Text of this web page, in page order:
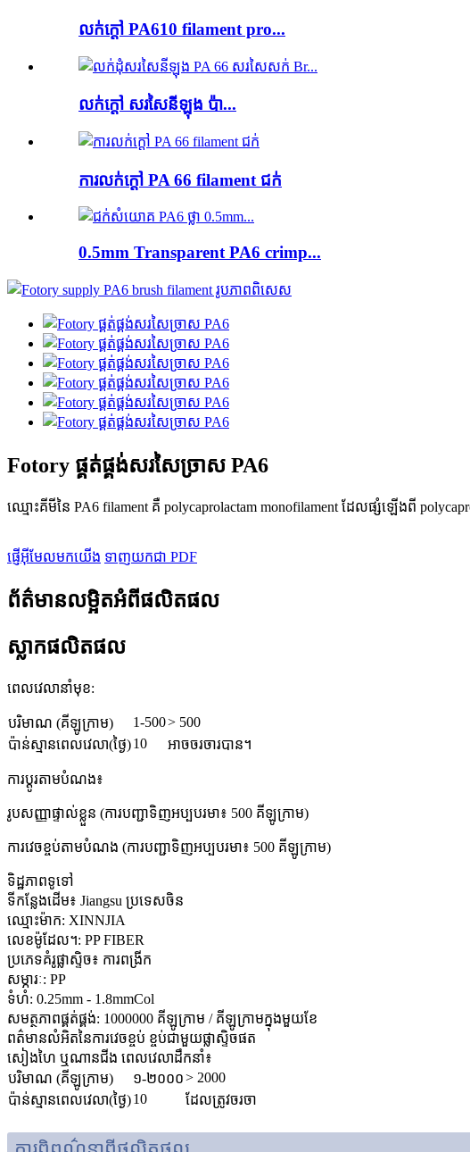
លក់ក្តៅ PA610 filament pro...
លក់ក្តៅ សរសៃនីឡុង ប៉ា...
ការលក់ក្តៅ PA 66 filament ជក់
0.5mm Transparent PA6 crimp...
Fotory ផ្គត់ផ្គង់សរសៃច្រាស PA6
ឈ្មោះគីមីនៃ PA6 filament គឺ polycaprolactam monofilament ដែលផ្សំឡើងពី
ផ្ញើអ៊ីមែលមកយើង ទាញយកជា PDF
ព័ត៌មានលម្អិតអំពីផលិតផល
ស្លាកផលិតផល
ពេល​វេលា​នាំ​មុខ:
បរិមាណ (គីឡូក្រាម) 1-500> 500
ប៉ាន់ស្មានពេលវេលា(ថ្ងៃ)10 អាចចរចារបាន។
ការប្ដូរតាមបំណង៖
រូបសញ្ញាផ្ទាល់ខ្លួន (ការបញ្ជាទិញអប្បបរមា៖ 500 គីឡូក្រាម)
ការវេចខ្ចប់តាមបំណង (ការបញ្ជាទិញអប្បបរមា៖ 500 គីឡូក្រាម)
ទិដ្ឋភាពទូទៅ
ទីកន្លែងដើម៖ Jiangsu ប្រទេសចិន
ឈ្មោះម៉ាក: XINNJIA
លេខ​ម៉ូដែល។: PP FIBER
ប្រភេទគំរូផ្លាស្ទិច៖ ការពង្រីក
សម្ភារៈ: PP
ទំហំ: 0.25mm - 1.8mmCol
សមត្ថភាពផ្គត់ផ្គង់: 1000000 គីឡូក្រាម / គីឡូក្រាមក្នុងមួយខែ
ពត៌មានលំអិតនៃការវេចខ្ចប់ ខ្ចប់ជាមួយផ្លាស្ទិចផត
សៀងហៃ ឬណានជីង ពេលវេលាដឹកនាំ៖
បរិមាណ (គីឡូក្រាម)
១-២០០០> 2000
ប៉ាន់ស្មានពេលវេលា(ថ្ងៃ)10 ដែលត្រូវចរចា